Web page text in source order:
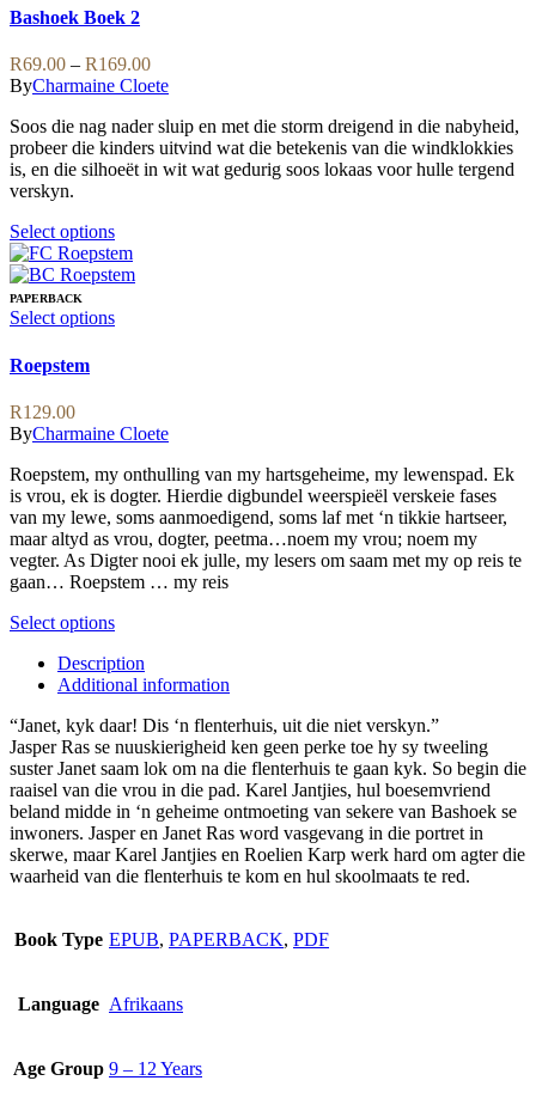
options
be
chosen
on
the
product
page
has
variants.
The
options
may
be
chosen
product
page
Bashoek Boek 2
R69.00 – R169.00Price
range:
through
R169.00
ByCharmaine Cloete
Soos die nag nader sluip en met die storm dreigend in die nabyheid,
probeer die kinders uitvind wat die betekenis van die windklokkies
is, en die silhoeët in wit wat gedurig soos lokaas voor hulle tergend
verskyn.
Select optionsThis
product
has
variants.
chosen
on
the
product
page
PAPERBACK
Select optionsThis
The
options
may
be
chosen
on
the
product
Roepstem
R129.00
ByCharmaine Cloete
Roepstem, my onthulling van my hartsgeheime, my lewenspad. Ek
is vrou, ek is dogter. Hierdie digbundel weerspieël verskeie fases
van my lewe, soms aanmoedigend, soms laf met ‘n tikkie hartseer,
maar altyd as vrou, dogter, peetma…noem my vrou; noem my
vegter. As Digter nooi ek julle, my lesers om saam met my op reis te
gaan… Roepstem … my reis
Select optionsThis
has
multiple
The
options
may
be
chosen
on
the
product
Description
Additional information
“Janet, kyk daar! Dis ‘n flenterhuis, uit die niet verskyn.”
Jasper Ras se nuuskierigheid ken geen perke toe hy sy tweeling
suster Janet saam lok om na die flenterhuis te gaan kyk. So begin die
raaisel van die vrou in die pad. Karel Jantjies, hul boesemvriend
beland midde in ‘n geheime ontmoeting van sekere van Bashoek se
inwoners. Jasper en Janet Ras word vasgevang in die portret in
skerwe, maar Karel Jantjies en Roelien Karp werk hard om agter die
waarheid van die flenterhuis te kom en hul skoolmaats te red.
Book Type EPUB, PAPERBACK, PDF
Language Afrikaans
Age Group 9 – 12 Years